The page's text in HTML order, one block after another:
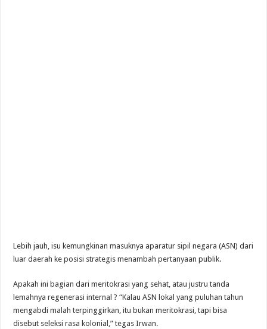
Lebih jauh, isu kemungkinan masuknya aparatur sipil negara (ASN) dari
luar daerah ke posisi strategis menambah pertanyaan publik.
Apakah ini bagian dari meritokrasi yang sehat, atau justru tanda
lemahnya regenerasi internal ? “Kalau ASN lokal yang puluhan tahun
mengabdi malah terpinggirkan, itu bukan meritokrasi, tapi bisa
disebut seleksi rasa kolonial,” tegas Irwan.